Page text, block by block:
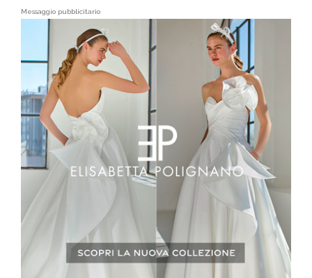
Messaggio pubblicitario